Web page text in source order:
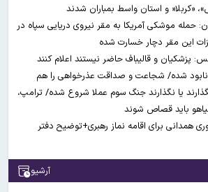
«کربلا« و استان واسط بمباران شدند
حمله موشکی آمریکا به مقر نیروی دریایی سپاه در
این مقر دچار خسارت شده
پزشکیان و قالیباف حاضر نیستند اعلام کنند
نابود شده/ شجاعت و صداقت عذرخواهی را هم
یا نگذارند جنگ سوم عملا شروع شده/ ترامپ،
باید قصاص شوند
همدانی برای اقامه نماز رهبری+توضیح دفتر
آرشیو